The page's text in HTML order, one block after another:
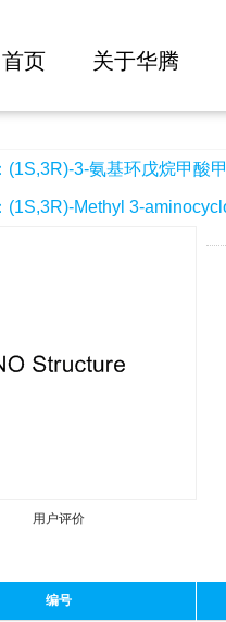
首页 关于华腾
环戊烷甲酸甲酯盐酸盐
(1S,3R)-3-氨基环戊烷甲酸
(1S,3R)-Methyl 3-
用户评价
编号